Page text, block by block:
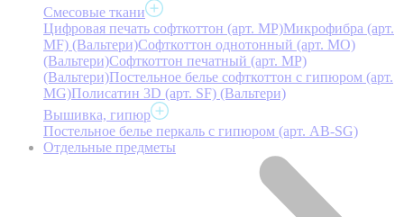
Смесовые ткани
Цифровая печать софткоттон (арт. MP)Микрофибра (арт.
MF) (Вальтери)Софткоттон однотонный (арт. MO)
(Вальтери)Софткоттон печатный (арт. MР)
(Вальтери)Постельное белье софткоттон с гипюром (арт.
MG)Полисатин 3D (арт. SF) (Вальтери)
Вышивка, гипюр
Постельное белье перкаль с гипюром (арт. AB-SG)
Отдельные предметы